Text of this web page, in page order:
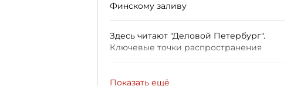
Финскому заливу
Здесь читают "Деловой Петербург".
Ключевые точки распространения
Показать ещё